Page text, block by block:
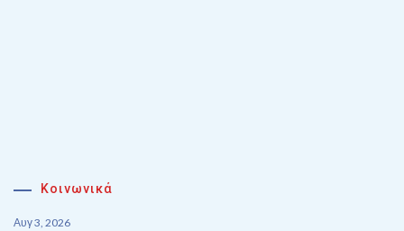
Κοινωνικά
Αυγ 3, 2026